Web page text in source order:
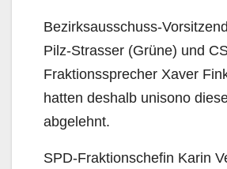
Bezirksausschuss-
Pilz-Strasser (Grüne) und
Fraktionssprecher Xaver
hatten deshalb unisono
abgelehnt.
SPD-Fraktionschefin Karin